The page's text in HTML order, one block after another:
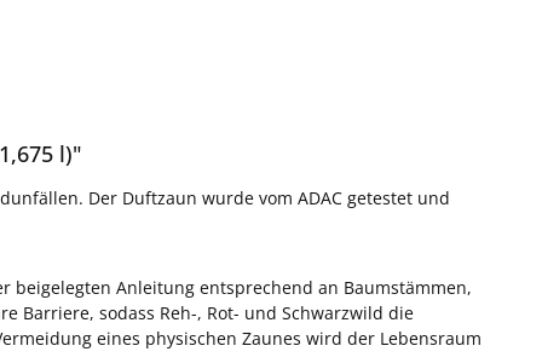
l)"
Der Duftzaun wurde vom ADAC getestet und
Anleitung entsprechend an Baumstämmen,
Barriere, sodass Reh-, Rot- und Schwarzwild die
eines physischen Zaunes wird der Lebensraum